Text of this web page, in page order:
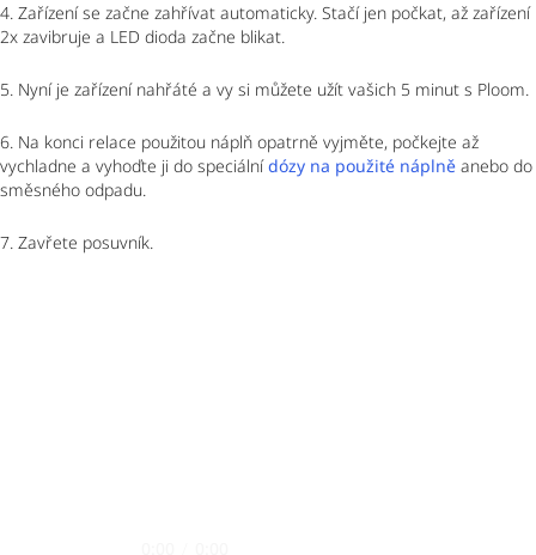
4. Zařízení se začne zahřívat automaticky. Stačí jen počkat, až zařízení
2x zavibruje a LED dioda začne blikat.
5. Nyní je zařízení nahřáté a vy si můžete užít vašich 5 minut s Ploom.
6. Na konci relace použitou náplň opatrně vyjměte, počkejte až
vychladne a vyhoďte ji do speciálnídózy na použité náplně anebo do
směsného odpadu.
7. Zavřete posuvník.